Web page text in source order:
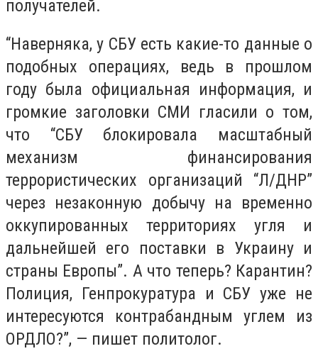
получателей.
“Наверняка, у СБУ есть какие-то данные о
подобных операциях, ведь в прошлом
году была официальная информация, и
громкие заголовки СМИ гласили о том,
что “СБУ блокировала масштабный
механизм финансирования
террористических организаций “Л/ДНР”
через незаконную добычу на временно
оккупированных территориях угля и
дальнейшей его поставки в Украину и
страны Европы”. А что теперь? Карантин?
Полиция, Генпрокуратура и СБУ уже не
интересуются контрабандным углем из
ОРДЛО?”, — пишет политолог.